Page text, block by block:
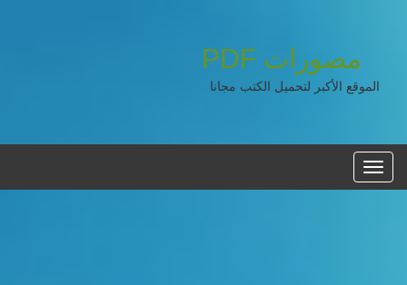
مصورات PDF
الموقع الأكبر لتحميل الكتب مجانا
القائمه
الرئيسية